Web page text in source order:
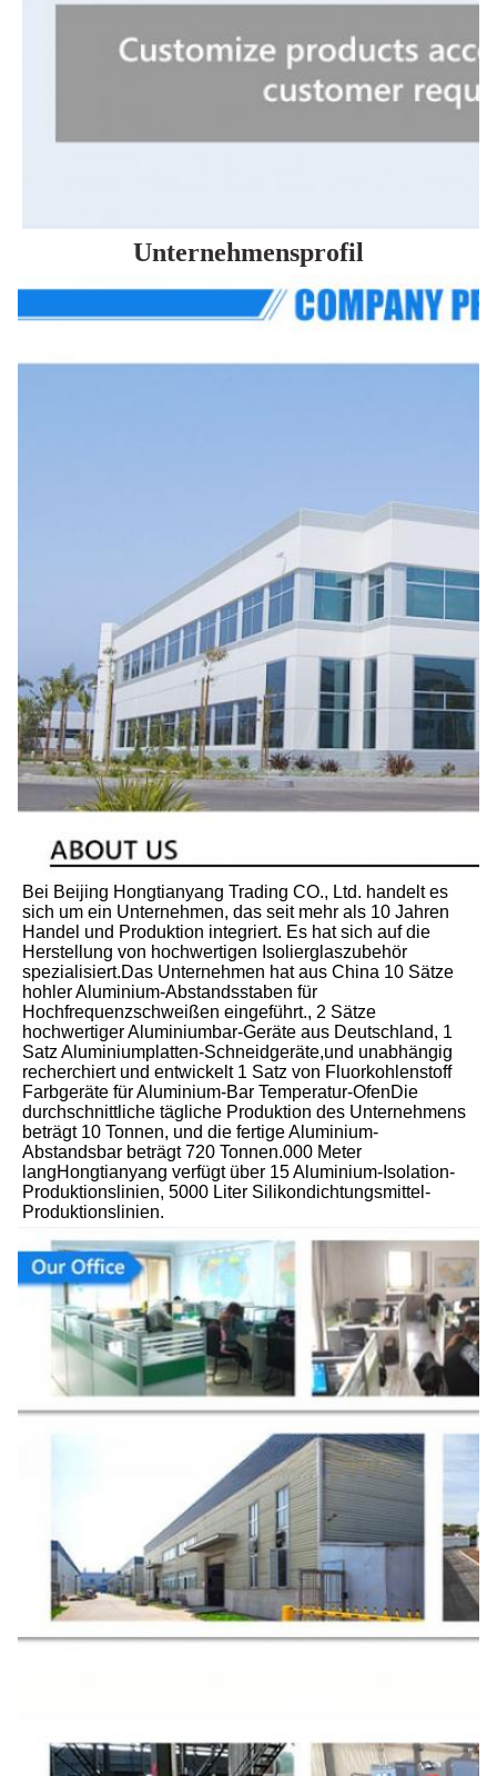
Unternehmensprofil
Bei Beijing Hongtianyang Trading CO., Ltd. handelt es
sich um ein Unternehmen, das seit mehr als 10 Jahren
Handel und Produktion integriert. Es hat sich auf die
Herstellung von hochwertigen Isolierglaszubehör
spezialisiert.Das Unternehmen hat aus China 10 Sätze
hohler Aluminium-Abstandsstaben für
Hochfrequenzschweißen eingeführt., 2 Sätze
hochwertiger Aluminiumbar-Geräte aus Deutschland, 1
Satz Aluminiumplatten-Schneidgeräte,und unabhängig
recherchiert und entwickelt 1 Satz von Fluorkohlenstoff
Farbgeräte für Aluminium-Bar Temperatur-OfenDie
durchschnittliche tägliche Produktion des Unternehmens
beträgt 10 Tonnen, und die fertige Aluminium-
Abstandsbar beträgt 720 Tonnen.000 Meter
langHongtianyang verfügt über 15 Aluminium-Isolation-
Produktionslinien, 5000 Liter Silikondichtungsmittel-
Produktionslinien.